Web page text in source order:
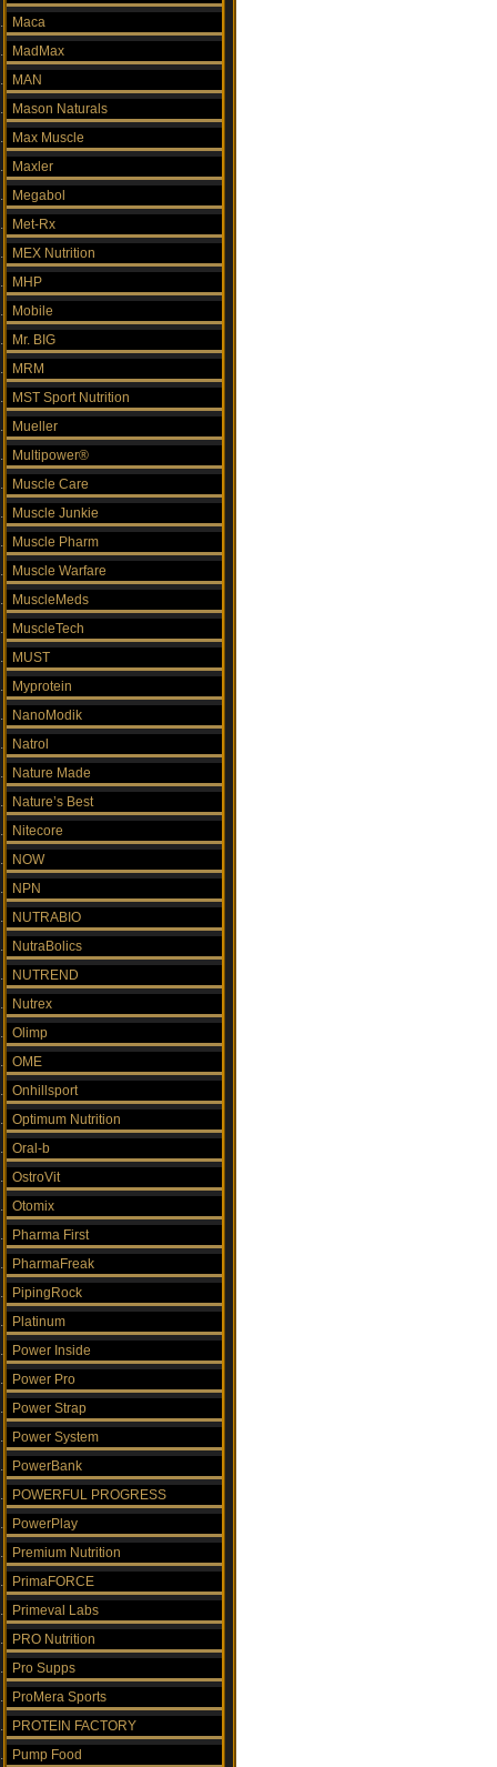
Maca
MadMax
MAN
Mason Naturals
Max Muscle
Maxler
Megabol
Met-Rx
MEX Nutrition
MHP
Mobile
Mr. BIG
MRM
MST Sport Nutrition
Mueller
Multipower®
Muscle Care
Muscle Junkie
Muscle Pharm
Muscle Warfare
MuscleMeds
MuscleTech
MUST
Myprotein
NanoModik
Natrol
Nature Made
Nature’s Best
Nitecore
NOW
NPN
NUTRABIO
NutraBolics
NUTREND
Nutrex
Olimp
OME
Onhillsport
Optimum Nutrition
Oral-b
OstroVit
Otomix
Pharma First
PharmaFreak
PipingRock
Platinum
Power Inside
Power Pro
Power Strap
Power System
PowerBank
POWERFUL PROGRESS
PowerPlay
Premium Nutrition
PrimaFORCE
Primeval Labs
PRO Nutrition
Pro Supps
ProMera Sports
PROTEIN FACTORY
Pump Food